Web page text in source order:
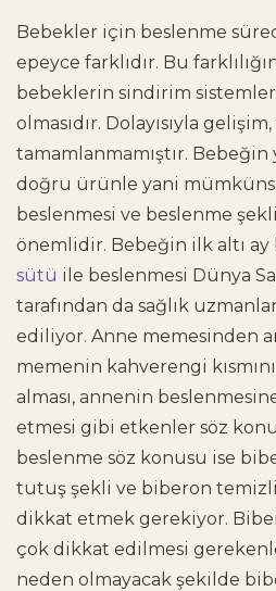
Bebekler için beslenme
epeyce farklıdır. Bu
bebeklerin sindirim
olmasıdır. Dolayısıyla
tamamlanmamıştır.
doğru ürünle yani
beslenmesi ve beslenme
önemlidir. Bebeğin ilk altı ay
sütü ile beslenmesi Dünya
tarafından da sağlık
ediliyor. Anne memesinden
memenin kahverengi
alması, annenin
etmesi gibi etkenler söz
beslenme söz konusu ise
tutuş şekli ve biberon
dikkat etmek gerekiyor.
çok dikkat edilmesi
neden olmayacak şekilde